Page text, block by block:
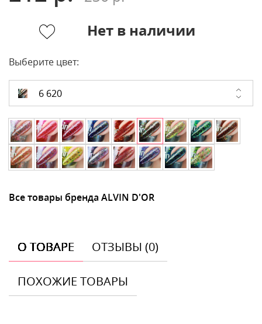
Нет в наличии
Выберите цвет:
6 620
Все товары бренда ALVIN D'OR
О ТОВАРЕ ОТЗЫВЫ (0)
ПОХОЖИЕ ТОВАРЫ